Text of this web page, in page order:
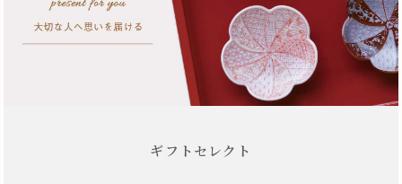
ギフトセレクト